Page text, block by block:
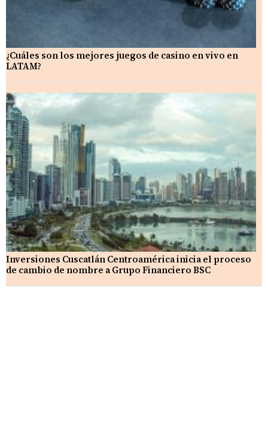
¿Cuáles son los mejores juegos de casino en vivo en
LATAM?
Inversiones Cuscatlán Centroamérica inicia el proceso
de cambio de nombre a Grupo Financiero BSC